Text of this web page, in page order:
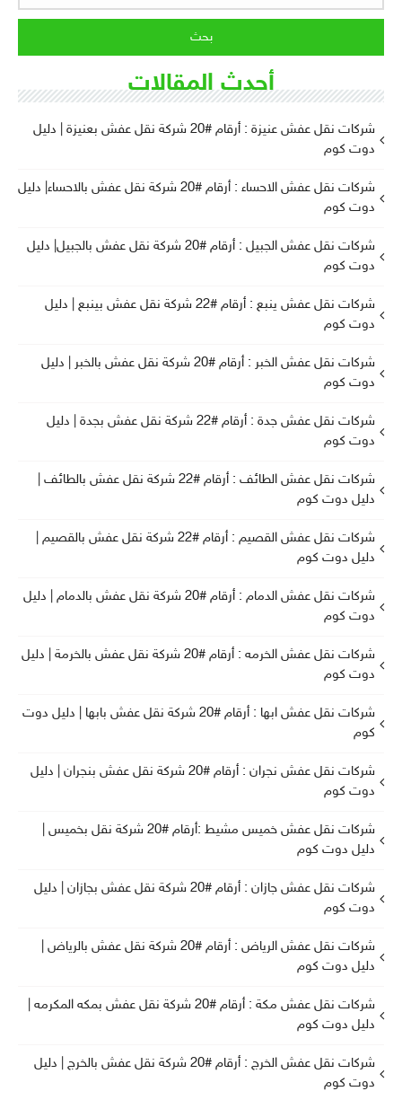
أحدث المقالات
شركات نقل عفش عنيزة : أرقام #20 شركة نقل عفش بعنيزة | دليل
دوت كوم
شركات نقل عفش الاحساء : أرقام #20 شركة نقل عفش بالاحساء| دليل
دوت كوم
شركات نقل عفش الجبيل : أرقام #20 شركة نقل عفش بالجبيل| دليل
دوت كوم
شركات نقل عفش ينبع : أرقام #22 شركة نقل عفش بينبع | دليل
دوت كوم
شركات نقل عفش الخبر : أرقام #20 شركة نقل عفش بالخبر | دليل
دوت كوم
شركات نقل عفش جدة : أرقام #22 شركة نقل عفش بجدة | دليل
دوت كوم
شركات نقل عفش الطائف : أرقام #22 شركة نقل عفش بالطائف |
دليل دوت كوم
شركات نقل عفش القصيم : أرقام #22 شركة نقل عفش بالقصيم |
دليل دوت كوم
شركات نقل عفش الدمام : أرقام #20 شركة نقل عفش بالدمام | دليل
دوت كوم
شركات نقل عفش الخرمه : أرقام #20 شركة نقل عفش بالخرمة | دليل
دوت كوم
شركات نقل عفش ابها : أرقام #20 شركة نقل عفش بابها | دليل دوت
كوم
شركات نقل عفش نجران : أرقام #20 شركة نقل عفش بنجران | دليل
دوت كوم
شركات نقل عفش خميس مشيط :أرقام #20 شركة نقل بخميس |
دليل دوت كوم
شركات نقل عفش جازان : أرقام #20 شركة نقل عفش بجازان | دليل
دوت كوم
شركات نقل عفش الرياض : أرقام #20 شركة نقل عفش بالرياض |
دليل دوت كوم
شركات نقل عفش مكة : أرقام #20 شركة نقل عفش بمكه المكرمه |
دليل دوت كوم
شركات نقل عفش الخرج : أرقام #20 شركة نقل عفش بالخرج | دليل
دوت كوم